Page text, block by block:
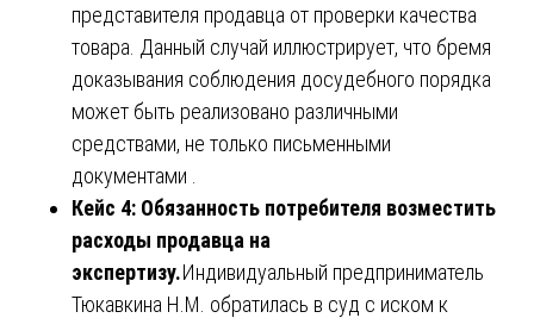
представителя продавца от проверки качества
товара. Данный случай иллюстрирует, что бремя
доказывания соблюдения досудебного порядка
может быть реализовано различными
средствами, не только письменными
документами .
Кейс 4: Обязанность потребителя возместить
расходы продавца на
экспертизу.Индивидуальный предприниматель
Тюкавкина Н.М. обратилась в суд с иском к